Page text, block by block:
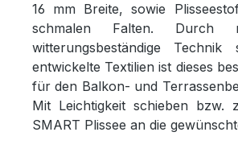
16 mm Breite, sowie
schmalen Falten. Durch
witterungsbeständige Technik
entwickelte Textilien ist dieses
für den Balkon- und
Mit Leichtigkeit schieben bzw.
SMART Plissee an die